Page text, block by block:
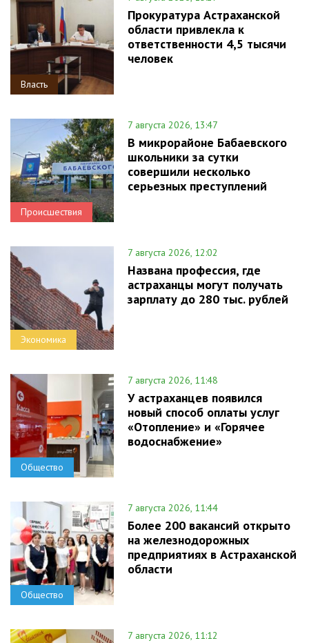
Власть
Прокуратура Астраханской
области привлекла к
ответственности 4,5 тысячи
человек
Происшествия
7 августа 2026, 13:47
В микрорайоне Бабаевского
школьники за сутки
совершили несколько
серьезных преступлений
Экономика
7 августа 2026, 12:02
Названа профессия, где
астраханцы могут получать
зарплату до 280 тыс. рублей
Общество
7 августа 2026, 11:48
У астраханцев появился
новый способ оплаты услуг
«Отопление» и «Горячее
водоснабжение»
Общество
7 августа 2026, 11:44
Более 200 вакансий открыто
на железнодорожных
предприятиях в Астраханской
области
7 августа 2026, 11:12